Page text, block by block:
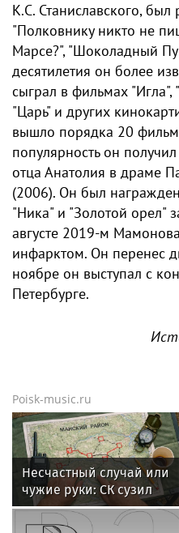
К.С. Станиславского,
"Полковнику никто не
Марсе?", "Шоколадный
десятилетия он более
сыграл в фильмах "Игла",
"Царь" и других
вышло порядка 20
популярность он
отца Анатолия в драме
(2006). Он был
"Ника" и "Золотой орел"
августе 2019-м
инфарктом. Он перенес
ноябре он выступал с
Петербурге.
Poisk-music.ru
Несчастный случай или
чужие руки: СК сузил
загадку Усольцевых до
двух версий